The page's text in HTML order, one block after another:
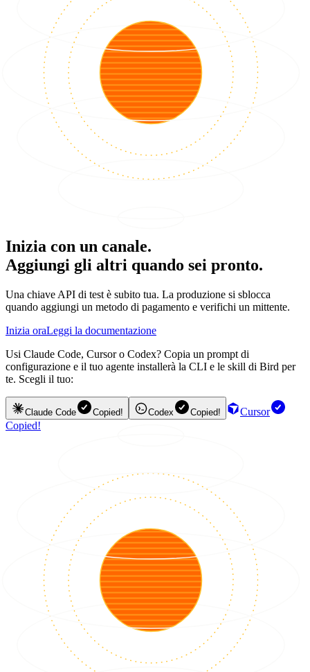
Inizia con un canale.
Aggiungi gli altri quando sei pronto.
Una chiave API di test è subito tua. La produzione si sblocca
quando aggiungi un metodo di pagamento e verifichi un mittente.
Inizia oraLeggi la documentazione
Usi Claude Code, Cursor o Codex? Copia un prompt di
configurazione e il tuo agente installerà la CLI e le skill di Bird per
te. Scegli il tuo:
Claude Code Copied! Codex Copied!
Cursor
Copied!